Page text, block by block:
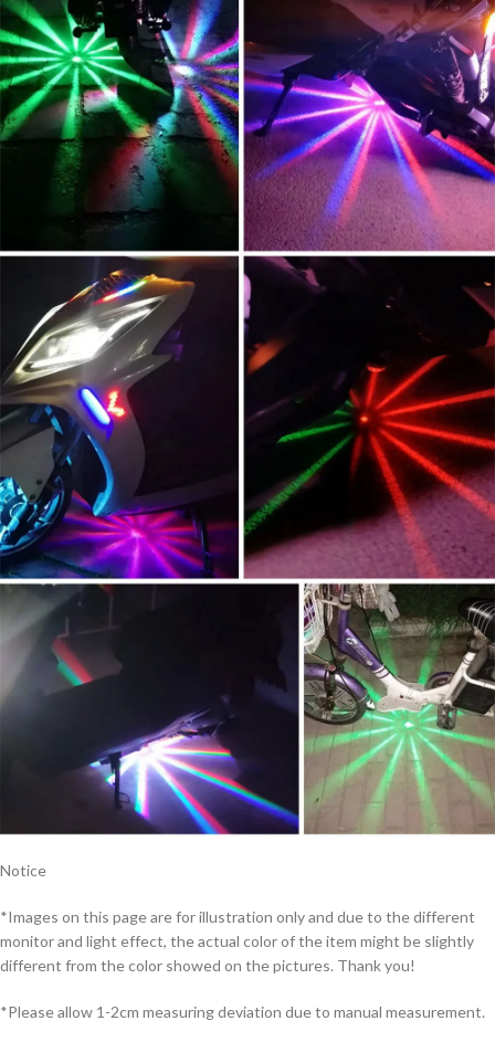
Notice
*Images on this page are for illustration only and due to the different
monitor and light effect, the actual color of the item might be slightly
different from the color showed on the pictures. Thank you!
*Please allow 1-2cm measuring deviation due to manual measurement.